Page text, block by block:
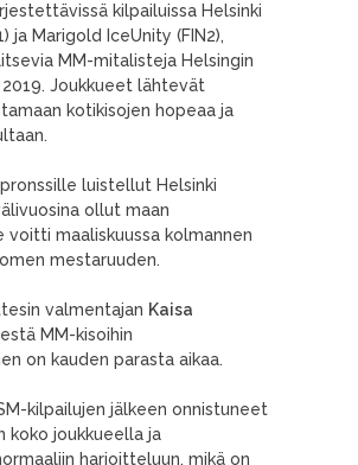
kilpailuissa Helsinki
ja Marigold IceUnity (FIN2),
MM-mitalisteja Helsingin
Joukkueet lähtevät
kotikisojen hopeaa ja
luistellut Helsinki
ollut maan
voitti maaliskuussa kolmannen
mestaruuden.
valmentajan Kaisa
MM-kisoihin
on kauden parasta aikaa.
kilpailujen jälkeen onnistuneet
koko joukkueella ja
harjoitteluun, mikä on